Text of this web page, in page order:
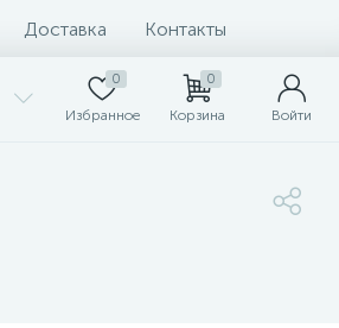
Доставка Контакты
0
Избранное
0
Корзина Войти